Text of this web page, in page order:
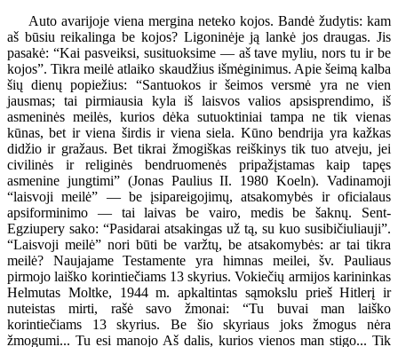
Auto avarijoje viena mergina neteko kojos. Bandė žudytis: kam
aš būsiu reikalinga be kojos? Ligoninėje ją lankė jos draugas. Jis
pasakė: “Kai pasveiksi, susituoksime — aš tave myliu, nors tu ir be
kojos”. Tikra meilė atlaiko skaudžius išmėginimus. Apie šeimą kalba
šių dienų popiežius: “Santuokos ir šeimos versmė yra ne vien
jausmas; tai pirmiausia kyla iš laisvos valios apsisprendimo, iš
asmeninės meilės, kurios dėka sutuoktiniai tampa ne tik vienas
kūnas, bet ir viena širdis ir viena siela. Kūno bendrija yra kažkas
didžio ir gražaus. Bet tikrai žmogiškas reiškinys tik tuo atveju, jei
civilinės ir religinės bendruomenės pripažįstamas kaip tapęs
asmenine jungtimi” (Jonas Paulius II. 1980 Koeln). Vadinamoji
“laisvoji meilė” — be įsipareigojimų, atsakomybės ir oficialaus
apsiforminimo — tai laivas be vairo, medis be šaknų. Sent-
Egziupery sako: “Pasidarai atsakingas už tą, su kuo susibičiuliauji”.
“Laisvoji meilė” nori būti be varžtų, be atsakomybės: ar tai tikra
meilė? Naujajame Testamente yra himnas meilei, šv. Pauliaus
pirmojo laiško korintiečiams 13 skyrius. Vokiečių armijos karininkas
Helmutas Moltke, 1944 m. apkaltintas sąmokslu prieš Hitlerį ir
nuteistas mirti, rašė savo žmonai: “Tu buvai man laiško
korintiečiams 13 skyrius. Be šio skyriaus joks žmogus nėra
žmogumi... Tu esi manojo Aš dalis, kurios vienos man stigo... Tik